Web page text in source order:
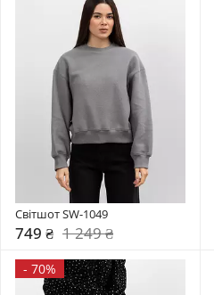
Світшот SW-1049
749 ₴ 1 249 ₴
- 70%